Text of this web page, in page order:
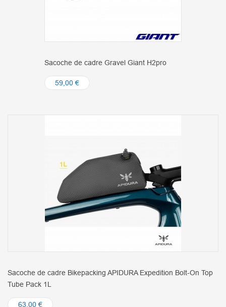
Sacoche de cadre Gravel Giant H2pro
59,00 €
Sacoche de cadre Bikepacking APIDURA Expedition Bolt-On Top
Tube Pack 1L
63,00 €